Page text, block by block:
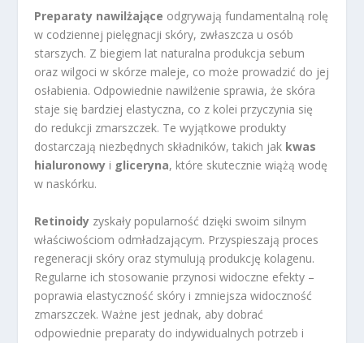
Preparaty nawilżające odgrywają fundamentalną rolę
w codziennej pielęgnacji skóry, zwłaszcza u osób
starszych. Z biegiem lat naturalna produkcja sebum
oraz wilgoci w skórze maleje, co może prowadzić do jej
osłabienia. Odpowiednie nawilżenie sprawia, że skóra
staje się bardziej elastyczna, co z kolei przyczynia się
do redukcji zmarszczek. Te wyjątkowe produkty
dostarczają niezbędnych składników, takich jak kwas
hialuronowy i gliceryna, które skutecznie wiążą wodę
w naskórku.
Retinoidy zyskały popularność dzięki swoim silnym
właściwościom odmładzającym. Przyspieszają proces
regeneracji skóry oraz stymulują produkcję kolagenu.
Regularne ich stosowanie przynosi widoczne efekty –
poprawia elastyczność skóry i zmniejsza widoczność
zmarszczek. Ważne jest jednak, aby dobrać
odpowiednie preparaty do indywidualnych potrzeb i